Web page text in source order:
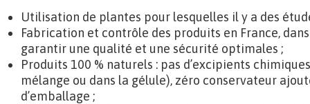
Utilisation de plantes pour lesquelles il y a des
Fabrication et contrôle des produits en France,
garantir une qualité et une sécurité optimales ;
Produits 100 % naturels : pas d’excipients
mélange ou dans la gélule), zéro conservateur
d’emballage ;